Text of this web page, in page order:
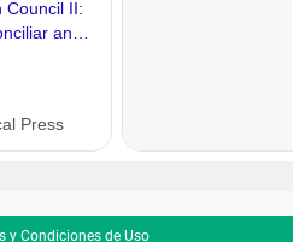
y Condiciones de Uso